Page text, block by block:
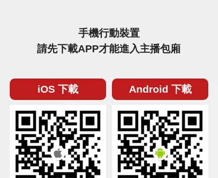
手機行動裝置
請先下載APP才能進入主播包廂
iOS 下載 Android 下載